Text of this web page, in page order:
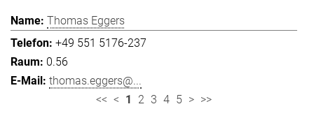
Thomas Eggers
+49 551 5176-237
0.56
thomas.eggers@...
<< < 1 2 3 4 5 > >>